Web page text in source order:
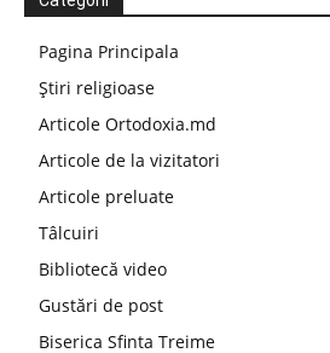
Pagina Principala
Știri religioase
Articole Ortodoxia.md
Articole de la vizitatori
Articole preluate
Tâlcuiri
Bibliotecă video
Gustări de post
Biserica Sfinta Treime